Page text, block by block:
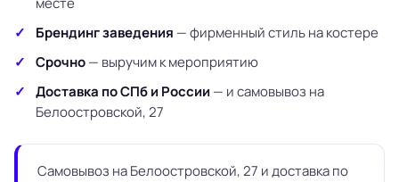
Брендинг заведения — фирменный стиль на костере
Срочно— выручим к мероприятию
Доставка по СПб и России — и самовывоз на
Белоостровской, 27
Самовывоз на Белоостровской, 27 и доставка по